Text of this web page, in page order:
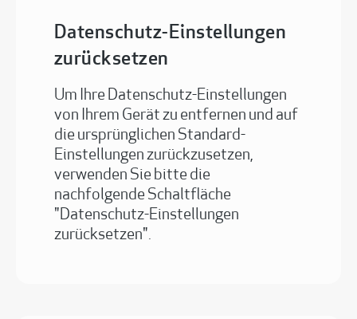
Datenschutz-Einstellungen
zurücksetzen
Um Ihre Datenschutz-Einstellungen
von Ihrem Gerät zu entfernen und auf
die ursprünglichen Standard-
Einstellungen zurückzusetzen,
verwenden Sie bitte die
nachfolgende Schaltfläche
"Datenschutz-Einstellungen
zurücksetzen".